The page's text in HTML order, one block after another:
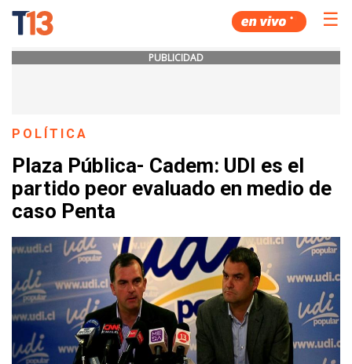
☰
PUBLICIDAD
POLÍTICA
Plaza Pública- Cadem: UDI es el
partido peor evaluado en medio de
caso Penta